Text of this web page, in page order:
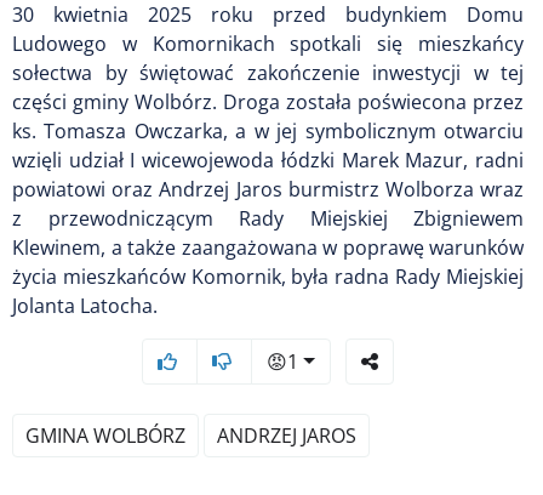
30 kwietnia 2025 roku przed budynkiem Domu
Ludowego w Komornikach spotkali się mieszkańcy
sołectwa by świętować zakończenie inwestycji w tej
części gminy Wolbórz. Droga została poświecona przez
ks. Tomasza Owczarka, a w jej symbolicznym otwarciu
wzięli udział I wicewojewoda łódzki Marek Mazur, radni
powiatowi oraz Andrzej Jaros burmistrz Wolborza wraz
z przewodniczącym Rady Miejskiej Zbigniewem
Klewinem, a także zaangażowana w poprawę warunków
życia mieszkańców Komornik, była radna Rady Miejskiej
Jolanta Latocha.
😡1
GMINA WOLBÓRZ ANDRZEJ JAROS